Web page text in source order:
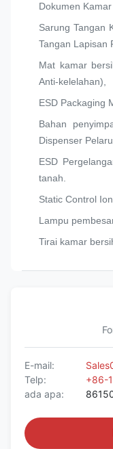
Dokumen
Sarung Tangan
Tangan Lapisan
Mat kamar
Anti-kelelahan),
ESD Packaging
Bahan
Dispenser
ESD
tanah.
Static Control
Lampu
Tirai kamar
E-mail:
Telp:
+86-
ada apa: